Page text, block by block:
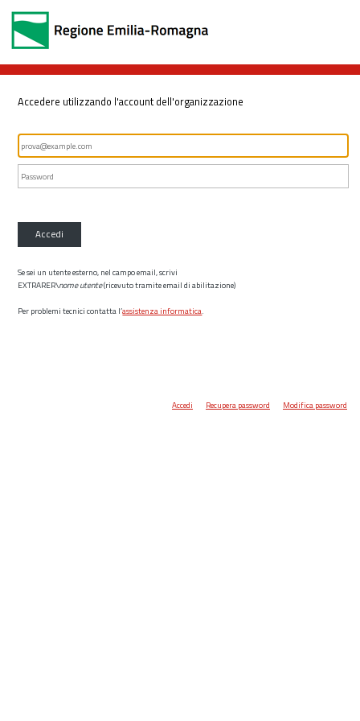
Accedere utilizzando l'account dell'organizzazione
Accedi
Se sei un utente esterno, nel campo email, scrivi
EXTRARER\nome utente(ricevuto tramite email di abilitazione)
Per problemi tecnici contatta l’assistenza informatica.
Accedi Recupera password Modifica password